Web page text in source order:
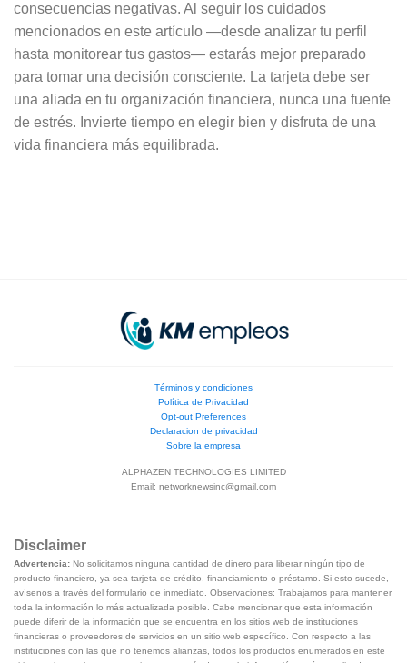
consecuencias negativas. Al seguir los cuidados
mencionados en este artículo —desde analizar tu perfil
hasta monitorear tus gastos— estarás mejor preparado
para tomar una decisión consciente. La tarjeta debe ser
una aliada en tu organización financiera, nunca una fuente
de estrés. Invierte tiempo en elegir bien y disfruta de una
vida financiera más equilibrada.
Términos y condiciones
Política de Privacidad
Opt-out Preferences
Declaracion de privacidad
Sobre la empresa
ALPHAZEN TECHNOLOGIES LIMITED
Email: networknewsinc@gmail.com
Disclaimer
Advertencia: No solicitamos ninguna cantidad de dinero para liberar ningún tipo de
producto financiero, ya sea tarjeta de crédito, financiamiento o préstamo. Si esto sucede,
avísenos a través del formulario de inmediato. Observaciones: Trabajamos para mantener
toda la información lo más actualizada posible. Cabe mencionar que esta información
puede diferir de la información que se encuentra en los sitios web de instituciones
financieras o proveedores de servicios en un sitio web específico. Con respecto a las
instituciones con las que no tenemos alianzas, todos los productos enumerados en este